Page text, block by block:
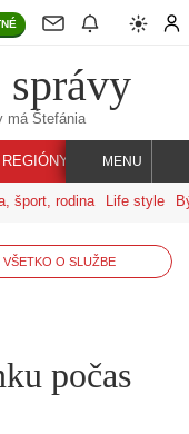
má Štefánia
REGIÓNY INDEX SVET
MENU
šport, rodina Life style
VŠETKO O SLUŽBE
počas